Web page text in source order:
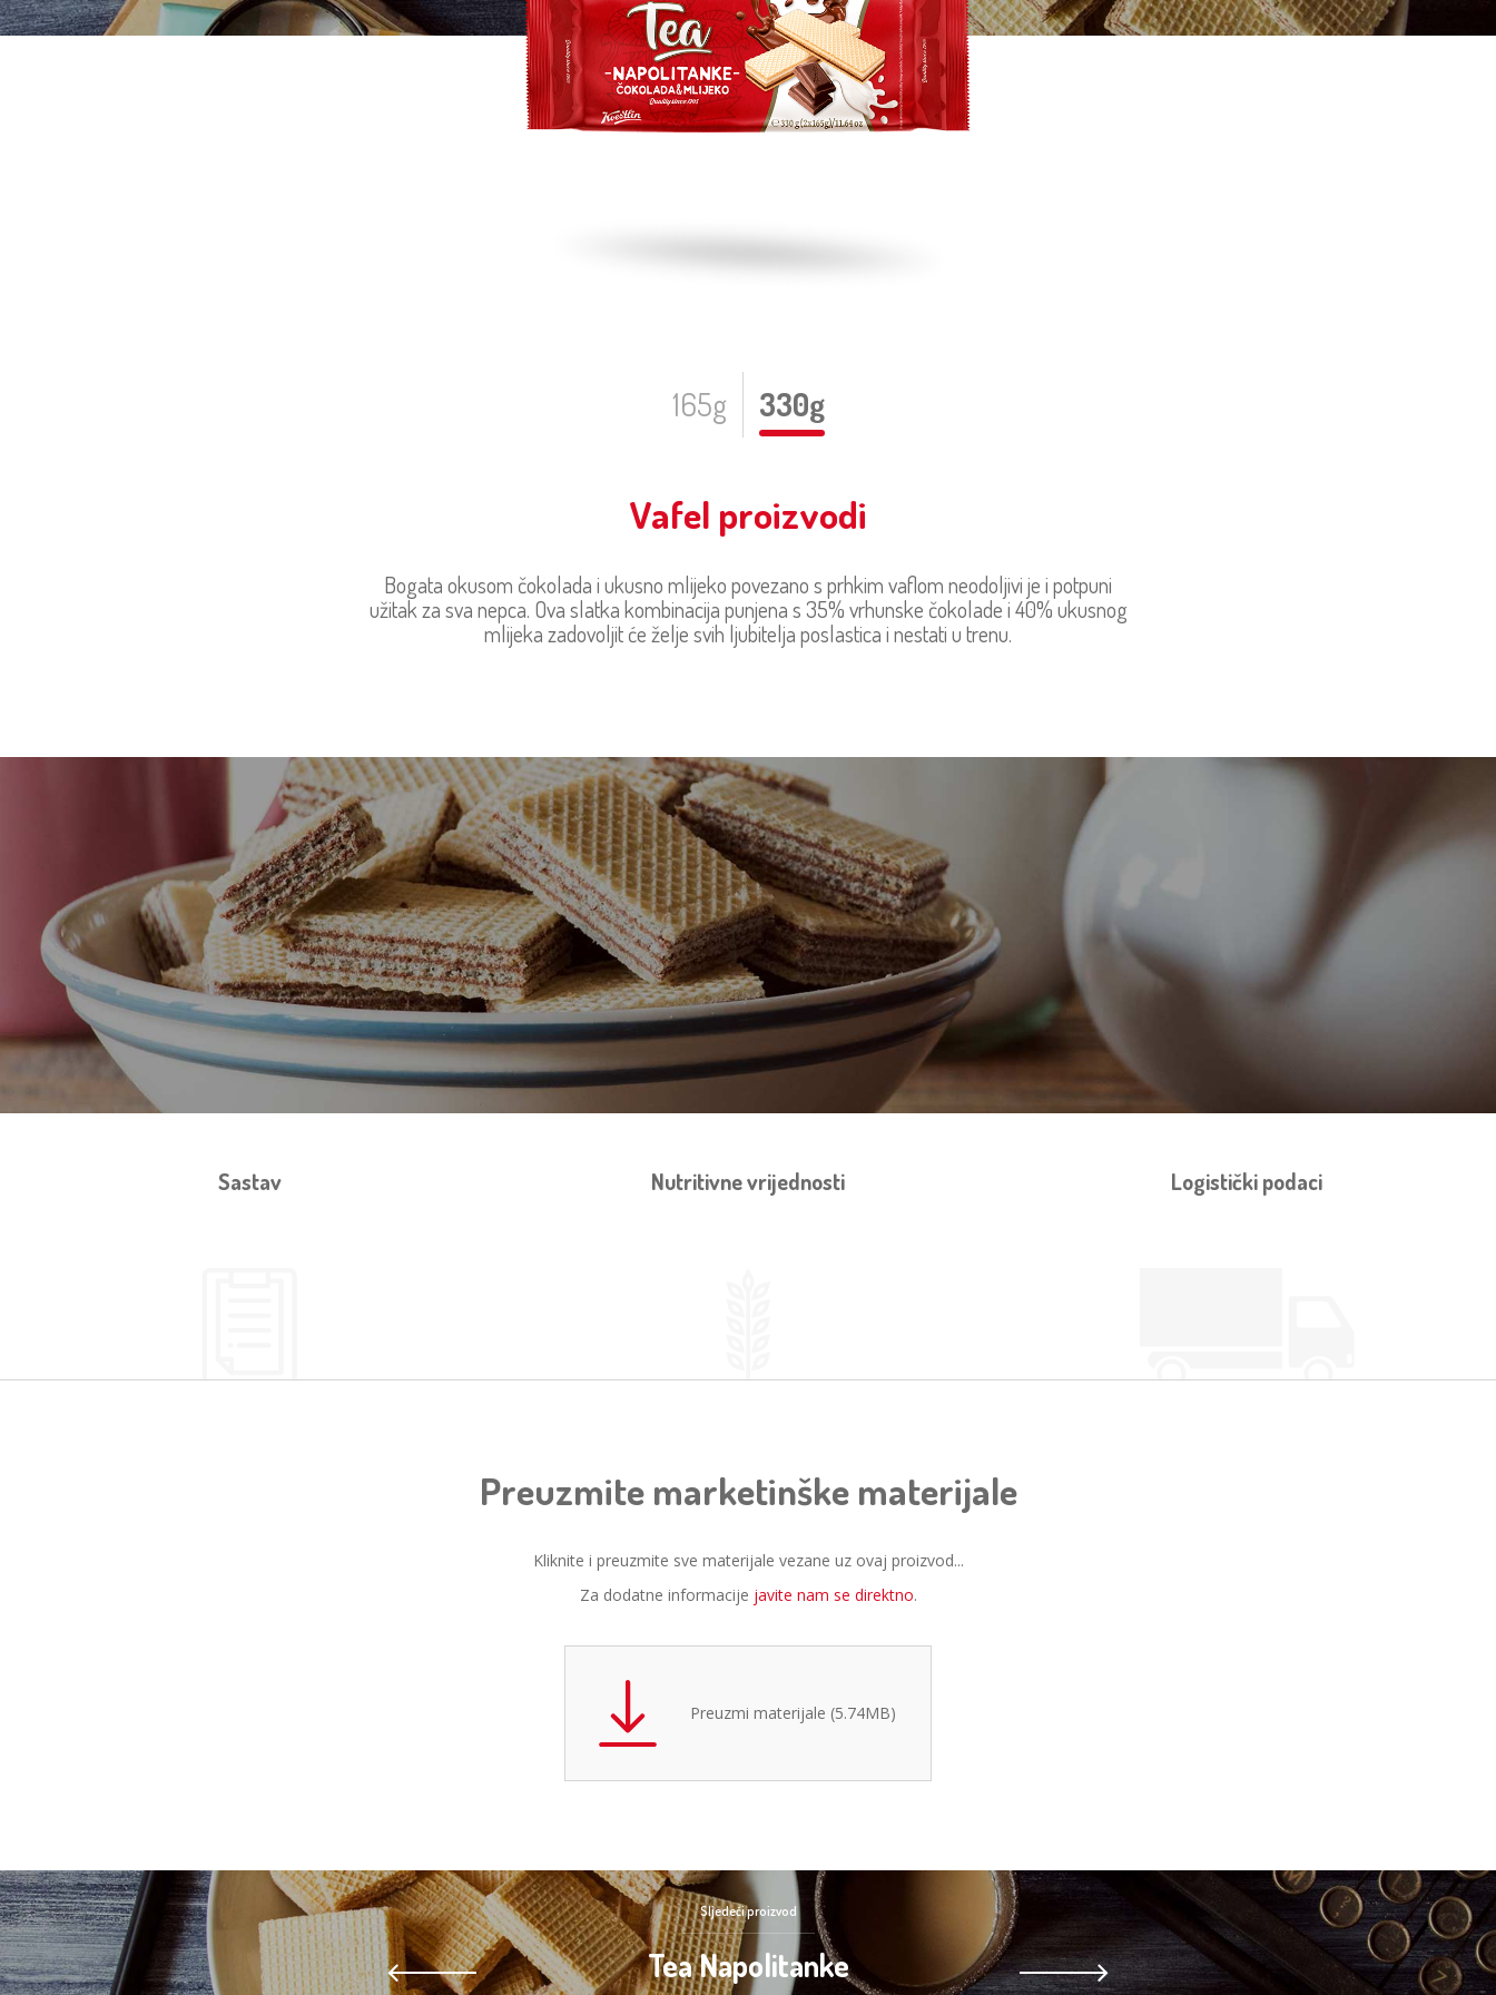
165g 330g
Vafel proizvodi
Bogata okusom čokolada i ukusno mlijeko povezano s prhkim vaflom neodoljivi je i potpuni
užitak za sva nepca. Ova slatka kombinacija punjena s 35% vrhunske čokolade i 40% ukusnog
mlijeka zadovoljit će želje svih ljubitelja poslastica i nestati u trenu.
Sastav Nutritivne vrijednosti Logistički podaci
Preuzmite marketinške materijale
Kliknite i preuzmite sve materijale vezane uz ovaj proizvod...
Za dodatne informacije javite nam se direktno.
Preuzmi materijale (5.74MB)
Sljedeći proizvod
Tea Napolitanke